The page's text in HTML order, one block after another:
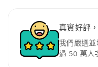
真實好評
我們嚴選
過 50 萬人